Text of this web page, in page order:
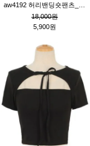
18,000원
5,900원